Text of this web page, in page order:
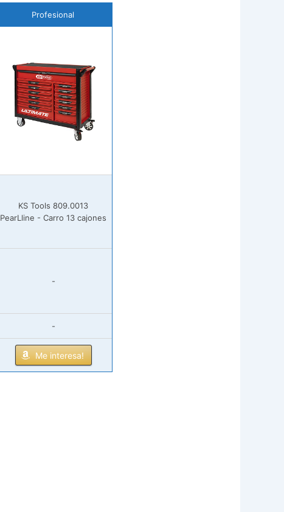
Profesional
KS Tools 809.0013
PearLline - Carro 13 cajones
-
-
Me interesa!